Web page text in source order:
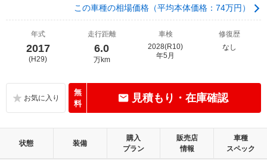
この車種の相場価格（平均本体価格：74万円）
年式
2017
(H29)
走行距離
6.0
万km
車検
2028(R10)
年5月
修復歴
なし
無
料
見積もり・在庫確認
状態 装備
購入
プラン
販売店
情報
車種
スペック